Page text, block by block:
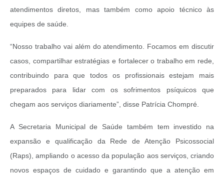
atendimentos diretos, mas também como apoio técnico às
equipes de saúde.
“Nosso trabalho vai além do atendimento. Focamos em discutir
casos, compartilhar estratégias e fortalecer o trabalho em rede,
contribuindo para que todos os profissionais estejam mais
preparados para lidar com os sofrimentos psíquicos que
chegam aos serviços diariamente”, disse Patrícia Chompré.
A Secretaria Municipal de Saúde também tem investido na
expansão e qualificação da Rede de Atenção Psicossocial
(Raps), ampliando o acesso da população aos serviços, criando
novos espaços de cuidado e garantindo que a atenção em